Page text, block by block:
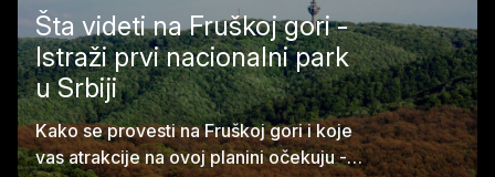
Šta videti na Fruškoj gori -
Istraži prvi nacionalni park
u Srbiji
Kako se provesti na Fruškoj gori i koje
vas atrakcije na ovoj planini očekuju -